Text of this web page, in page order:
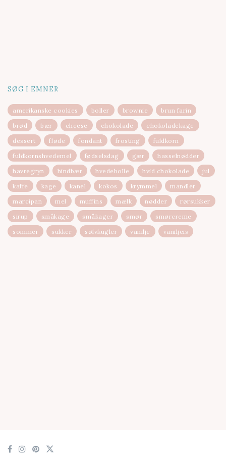
SØG I EMNER
amerikanske cookies boller brownie
brun farin
brød
bær cheese chokolade
chokoladekage
dessert
fløde fondant frosting
fuldkorn
fuldkornshvedemel
fødselsdag gær
hasselnødder
havregryn
hindbær hvedebolle hvid chokolade
jul
kaffe
kage kanel kokos krymmel
mandler
marcipan
mel muffins mælk nødder
rørsukker
sirup
småkage småkager smør
smørcreme
sommer
sukker sølvkugler vanilje vaniljeis